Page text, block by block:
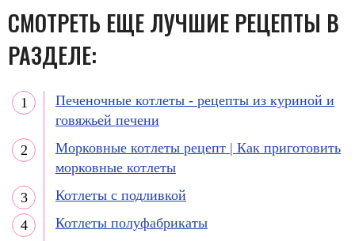
СМОТРЕТЬ ЕЩЕ ЛУЧШИЕ РЕЦЕПТЫ В
РАЗДЕЛЕ:
Печеночные котлеты - рецепты из куриной и
говяжьей печени
Морковные котлеты рецепт | Как приготовить
морковные котлеты
Котлеты с подливкой
Котлеты полуфабрикаты